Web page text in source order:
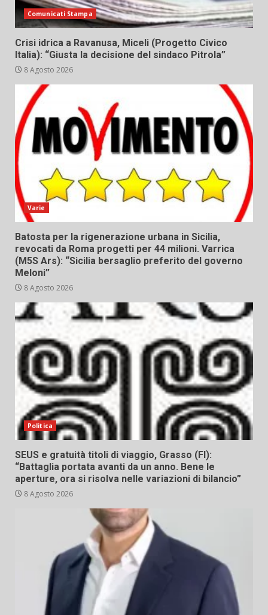
Comunicati Stampa
Crisi idrica a Ravanusa, Miceli (Progetto Civico
Italia): “Giusta la decisione del sindaco Pitrola”
8 Agosto 2026
Varie
Batosta per la rigenerazione urbana in Sicilia,
revocati da Roma progetti per 44 milioni. Varrica
(M5S Ars): “Sicilia bersaglio preferito del governo
Meloni”
8 Agosto 2026
Politica
SEUS e gratuità titoli di viaggio, Grasso (FI):
“Battaglia portata avanti da un anno. Bene le
aperture, ora si risolva nelle variazioni di bilancio”
8 Agosto 2026